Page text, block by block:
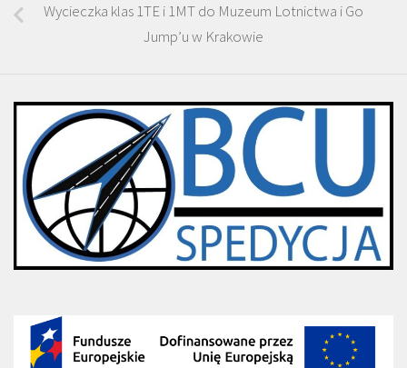
Wycieczka klas 1TE i 1MT do Muzeum Lotnictwa i Go
Jump’u w Krakowie